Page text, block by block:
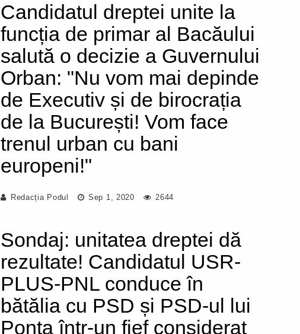
Candidatul dreptei unite la
funcția de primar al Bacăului
salută o decizie a Guvernului
Orban: "Nu vom mai depinde
de Executiv și de birocrația
de la București! Vom face
trenul urban cu bani
europeni!"
Redacția Podul Sep 1, 2020 2644
Sondaj: unitatea dreptei dă
rezultate! Candidatul USR-
PLUS-PNL conduce în
bătălia cu PSD și PSD-ul lui
Ponta într-un fief considerat